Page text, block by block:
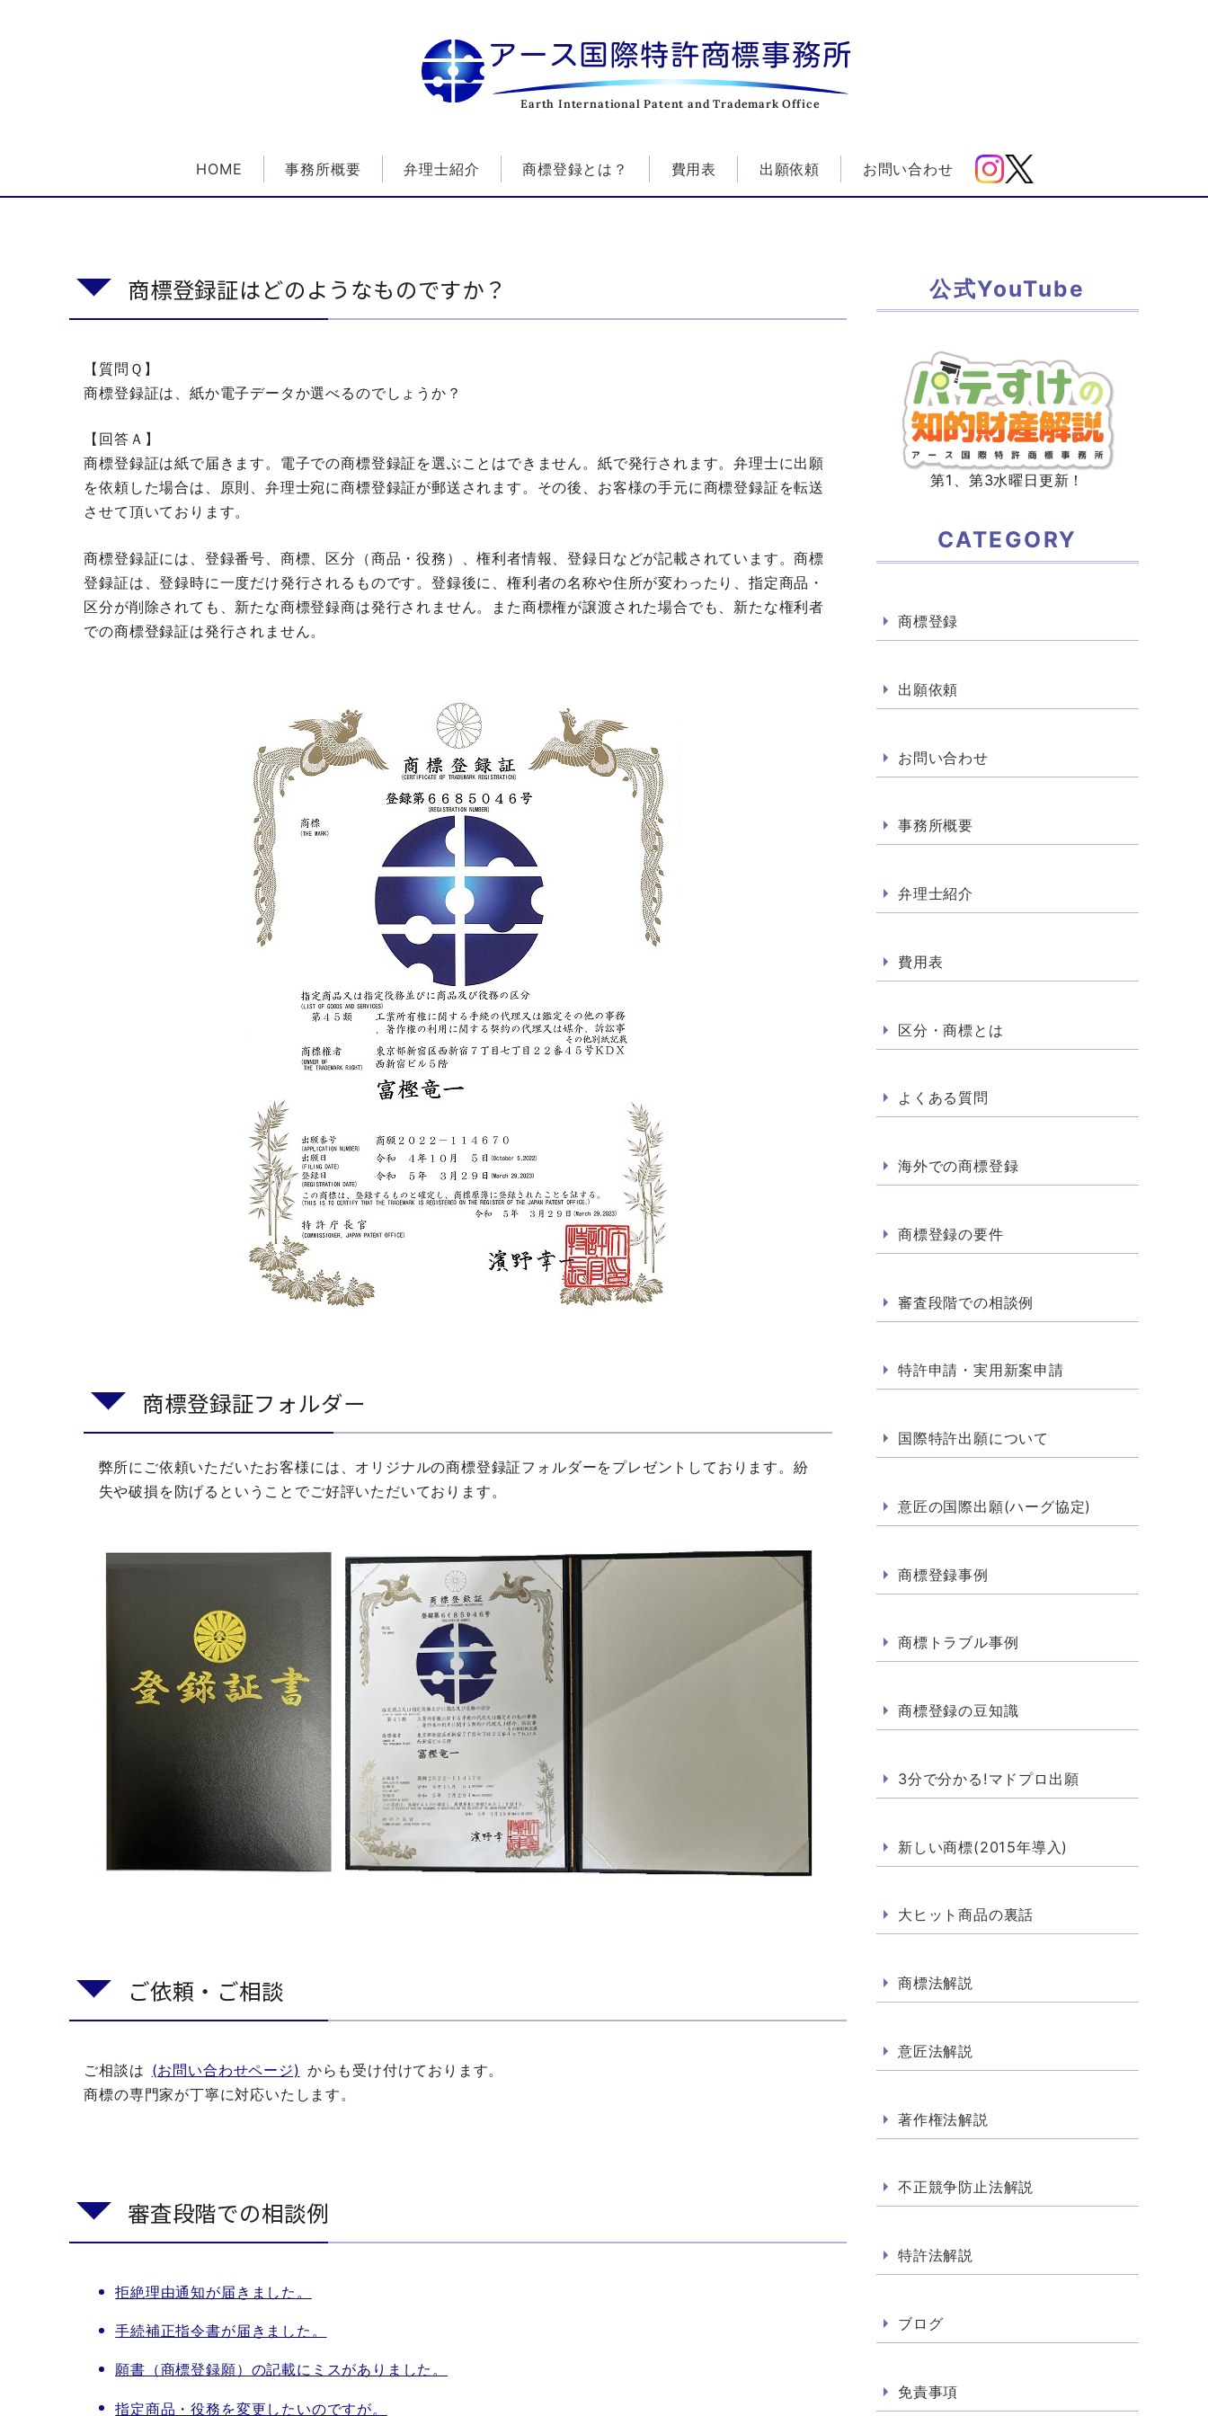
アース国際特許商標事務所
Earth International Patent and Trademark Office
HOME 事務所概要 弁理士紹介 商標登録とは？ 費用表 出願依頼 お問い合わせ
商標登録証はどのようなものですか？
【質問Ｑ】
商標登録証は、紙か電子データか選べるのでしょうか？
【回答Ａ】
商標登録証は紙で届きます。電子での商標登録証を選ぶことはできません。紙で発行されます。弁理士に出願
を依頼した場合は、原則、弁理士宛に商標登録証が郵送されます。その後、お客様の手元に商標登録証を転送
させて頂いております。
商標登録証には、登録番号、商標、区分（商品・役務）、権利者情報、登録日などが記載されています。商標
登録証は、登録時に一度だけ発行されるものです。登録後に、権利者の名称や住所が変わったり、指定商品・
区分が削除されても、新たな商標登録商は発行されません。また商標権が譲渡された場合でも、新たな権利者
での商標登録証は発行されません。
商標登録証フォルダー
弊所にご依頼いただいたお客様には、オリジナルの商標登録証フォルダーをプレゼントしております。紛
失や破損を防げるということでご好評いただいております。
ご依頼・ご相談
ご相談は (お問い合わせページ) からも受け付けております。
商標の専門家が丁寧に対応いたします。
審査段階での相談例
拒絶理由通知が届きました。
手続補正指令書が届きました。
願書（商標登録願）の記載にミスがありました。
指定商品・役務を変更したいのですが。
公式YouTube
第1、第3水曜日更新！
CATEGORY
商標登録
出願依頼
お問い合わせ
事務所概要
弁理士紹介
費用表
区分・商標とは
よくある質問
海外での商標登録
商標登録の要件
審査段階での相談例
特許申請・実用新案申請
国際特許出願について
意匠の国際出願(ハーグ協定)
商標登録事例
商標トラブル事例
商標登録の豆知識
3分で分かる!マドプロ出願
新しい商標(2015年導入)
大ヒット商品の裏話
商標法解説
意匠法解説
著作権法解説
不正競争防止法解説
特許法解説
ブログ
免責事項